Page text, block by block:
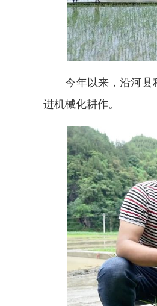
今年以来，沿河县积
进机械化耕作。